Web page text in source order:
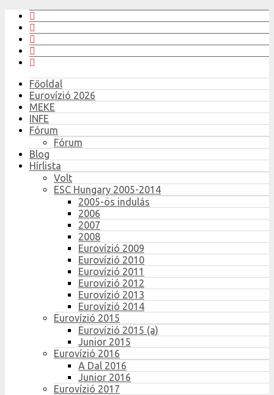
Főoldal
Eurovízió 2026
MEKE
INFE
Fórum
Fórum
Blog
Hírlista
Volt
ESC Hungary 2005-2014
2005-ös indulás
2006
2007
2008
Eurovízió 2009
Eurovízió 2010
Eurovízió 2011
Eurovízió 2012
Eurovízió 2013
Eurovízió 2014
Eurovízió 2015
Eurovízió 2015 (a)
Junior 2015
Eurovízió 2016
A Dal 2016
Junior 2016
Eurovízió 2017